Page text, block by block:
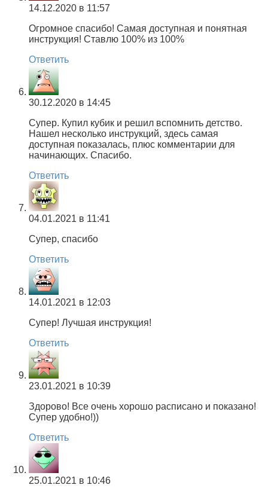
14.12.2020 в 11:57
Огромное спасибо! Самая доступная и понятная
инструкция! Ставлю 100% из 100%
Ответить
30.12.2020 в 14:45
Супер. Купил кубик и решил вспомнить детство.
Нашел несколько инструкций, здесь самая
доступная показалась, плюс комментарии для
начинающих. Спасибо.
Ответить
04.01.2021 в 11:41
Супер, спасибо
Ответить
14.01.2021 в 12:03
Супер! Лучшая инструкция!
Ответить
23.01.2021 в 10:39
Здорово! Все очень хорошо расписано и показано!
Супер удобно!))
Ответить
25.01.2021 в 10:46